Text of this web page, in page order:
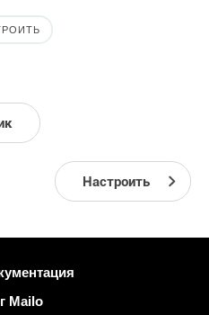
Настроить
Mailo